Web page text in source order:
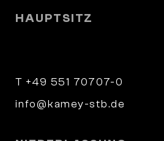
HAUPTSITZ
T +49 551 70707-0
info@kamey-stb.de